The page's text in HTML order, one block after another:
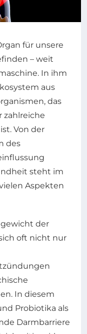
für unsere
– weit
In ihm
aus
das
zahlreiche
Von der
des
steht im
Aspekten
der
oft nicht nur
In diesem
Probiotika als
Darmbarriere